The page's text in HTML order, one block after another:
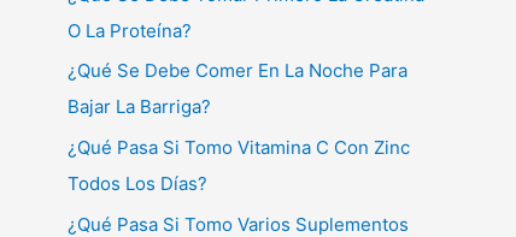
O La Proteína?
¿Qué Se Debe Comer En La Noche Para
Bajar La Barriga?
¿Qué Pasa Si Tomo Vitamina C Con Zinc
Todos Los Días?
¿Qué Pasa Si Tomo Varios Suplementos